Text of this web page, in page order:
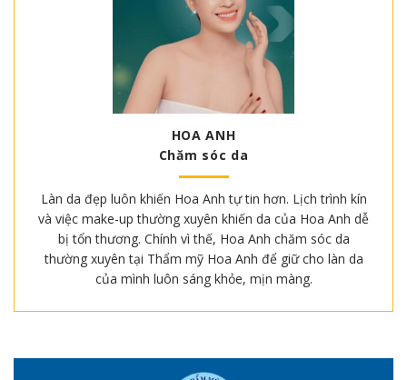
HOA ANH
Chăm sóc da
Làn da đẹp luôn khiến Hoa Anh tự tin hơn. Lịch trình kín
và việc make-up thường xuyên khiến da của Hoa Anh dễ
bị tổn thương. Chính vì thế, Hoa Anh chăm sóc da
thường xuyên tại Thẩm mỹ Hoa Anh để giữ cho làn da
của mình luôn sáng khỏe, mịn màng.